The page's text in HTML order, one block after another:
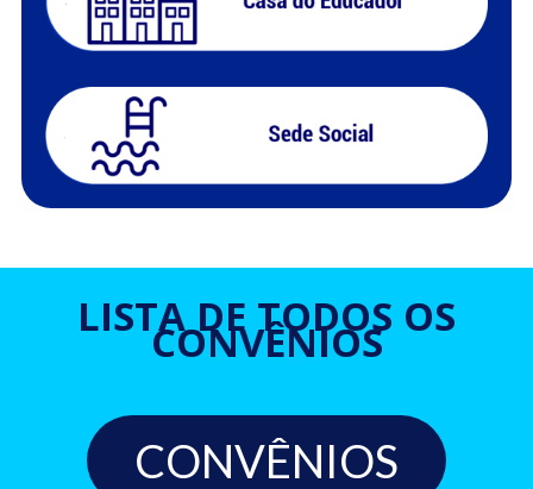
LISTA DE TODOS OS
CONVÊNIOS
CONVÊNIOS